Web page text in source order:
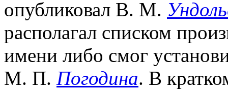
опубликовал В. М.
располагал списком
имени либо смог
М. П. Погодина. В